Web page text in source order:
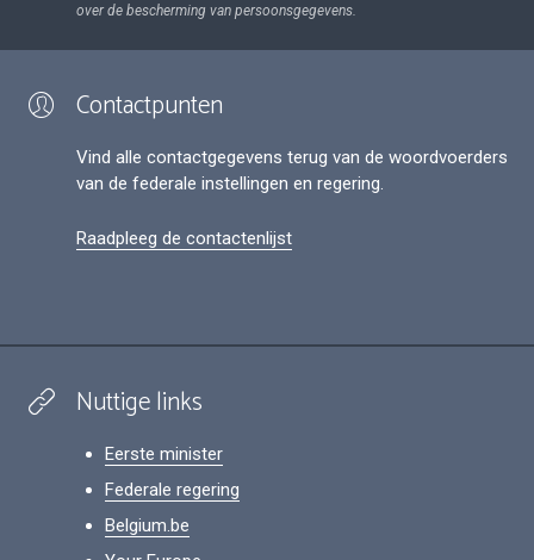
over de bescherming van persoonsgegevens.
Contactpunten
Vind alle contactgegevens terug van de woordvoerders
van de federale instellingen en regering.
Raadpleeg de contactenlijst
Nuttige links
Eerste minister
Federale regering
Belgium.be